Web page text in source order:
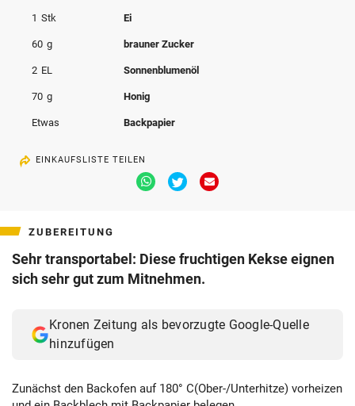
1 Stk Ei
60 g brauner Zucker
2 EL Sonnenblumenöl
70 g Honig
Etwas Backpapier
EINKAUFSLISTE TEILEN
Via
Whatsapp
Via
Twitter
Via
ZUBEREITUNG
Sehr transportabel: Diese fruchtigen Kekse eignen
sich sehr gut zum Mitnehmen.
Kronen Zeitung als bevorzugte Google-Quelle
hinzufügen
Zunächst den Backofen auf 180° C(Ober-/Unterhitze) vorheizen